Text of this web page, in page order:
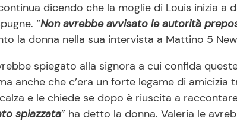
dicendo che la moglie di Louis inizia a
“Non avrebbe avvisato le autorità
la donna nella sua intervista a Mattino 5
spiegato alla signora a cui confida
anche che c’era un forte legame di amicizia
e le chiede se dopo è riuscita a
spiazzata” ha detto la donna. Valeria le